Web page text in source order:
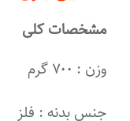
مشخصات کلی
وزن : ۷۰۰ گرم
جنس بدنه : فلز